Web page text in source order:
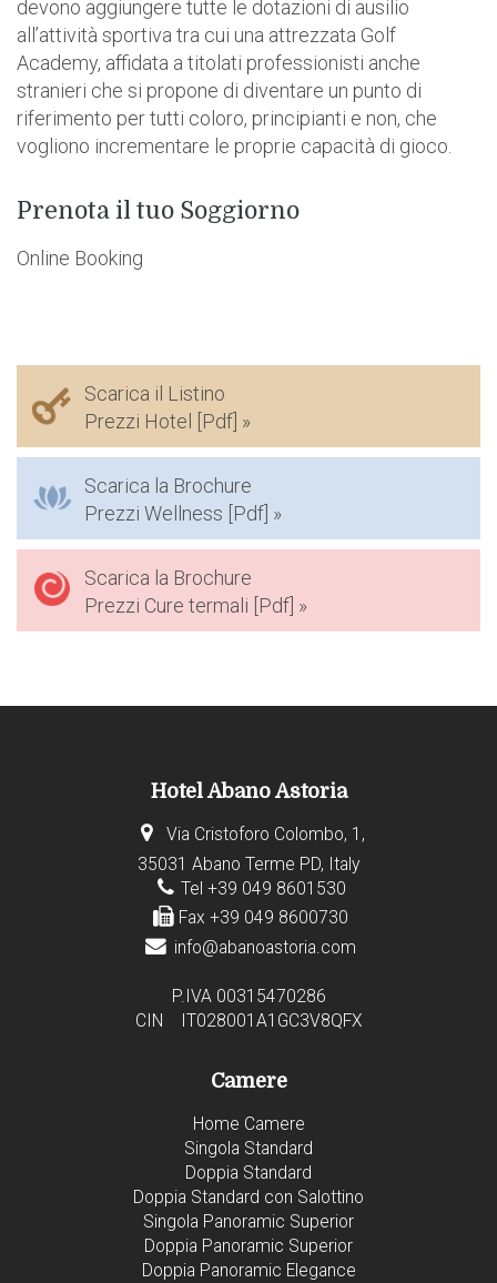
devono aggiungere tutte le dotazioni di ausilio
all’attività sportiva tra cui una attrezzata Golf
Academy, affidata a titolati professionisti anche
stranieri che si propone di diventare un punto di
riferimento per tutti coloro, principianti e non, che
vogliono incrementare le proprie capacità di gioco.
Prenota il tuo Soggiorno
Online Booking
Scarica il Listino
Prezzi Hotel [Pdf] »
Scarica la Brochure
Prezzi Wellness [Pdf] »
Scarica la Brochure
Prezzi Cure termali [Pdf] »
Hotel Abano Astoria
Via Cristoforo Colombo, 1,
35031 Abano Terme PD, Italy
Tel +39 049 8601530
Fax +39 049 8600730
info@abanoastoria.com
P.IVA 00315470286
CIN IT028001A1GC3V8QFX
Camere
Home Camere
Singola Standard
Doppia Standard
Doppia Standard con Salottino
Singola Panoramic Superior
Doppia Panoramic Superior
Doppia Panoramic Elegance